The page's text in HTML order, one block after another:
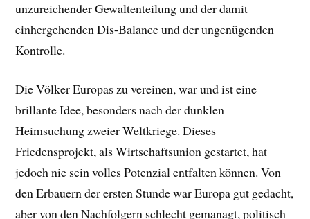
unzureichender Gewaltenteilung und der damit
einhergehenden Dis-Balance und der ungenügenden
Kontrolle.
Die Völker Europas zu vereinen, war und ist eine
brillante Idee, besonders nach der dunklen
Heimsuchung zweier Weltkriege. Dieses
Friedensprojekt, als Wirtschaftsunion gestartet, hat
jedoch nie sein volles Potenzial entfalten können. Von
den Erbauern der ersten Stunde war Europa gut gedacht,
aber von den Nachfolgern schlecht gemanagt, politisch